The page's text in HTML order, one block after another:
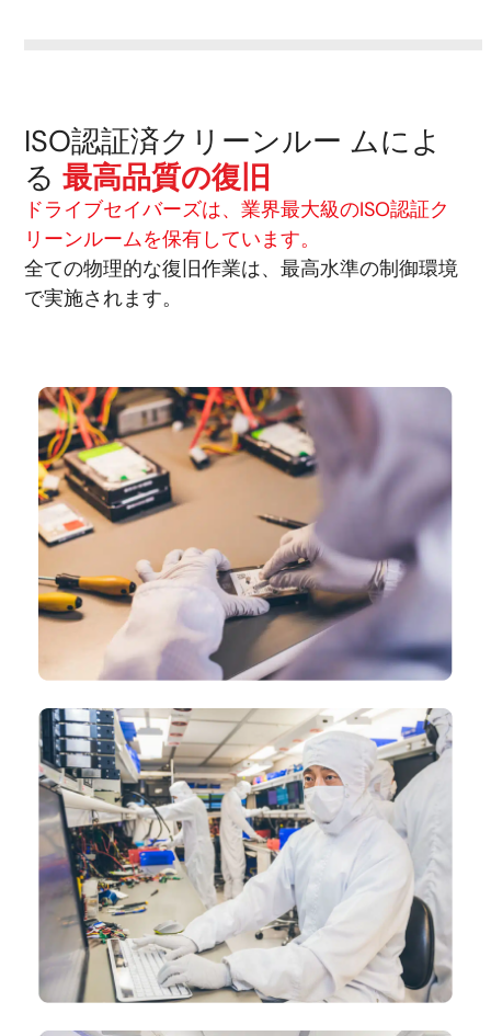
ISO認証済クリーンルー ムによ
る最高品質の復旧
ドライブセイバーズは、業界最大級のISO認証ク
リーンルームを保有しています。
全ての物理的な復旧作業は、最高水準の制御環境
で実施されます。